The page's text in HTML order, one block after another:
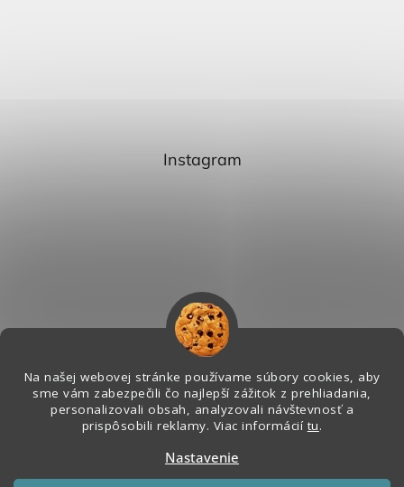
Na našej webovej stránke používame súbory cookies, aby
sme vám zabezpečili čo najlepší zážitok z prehliadania,
personalizovali obsah, analyzovali návštevnosť a
prispôsobili reklamy. Viac informácií tu.
Nastavenie
Instagram
Sledovať na Instagrame